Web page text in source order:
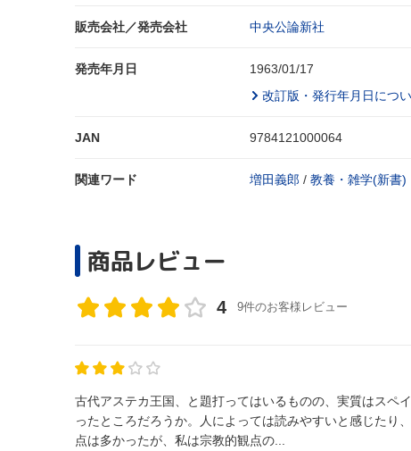
販売会社／発売会社 中央公論新社
発売年月日
1963/01/17
改訂版・発行年月日につ
JAN 9784121000064
関連ワード 増田義郎 / 教養・雑学(新書)
商品レビュー
4 9件のお客様レビュー
古代アステカ王国、と題打ってはいるものの、実質はスペ
ったところだろうか。人によっては読みやすいと感じたり
点は多かったが、私は宗教的観点の...